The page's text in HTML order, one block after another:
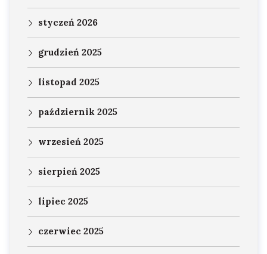
styczeń 2026
grudzień 2025
listopad 2025
październik 2025
wrzesień 2025
sierpień 2025
lipiec 2025
czerwiec 2025